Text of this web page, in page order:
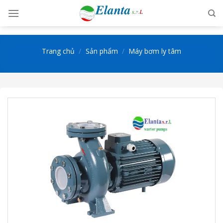
content
Trang chủ / Sản phẩm / Máy bơm ly tâm